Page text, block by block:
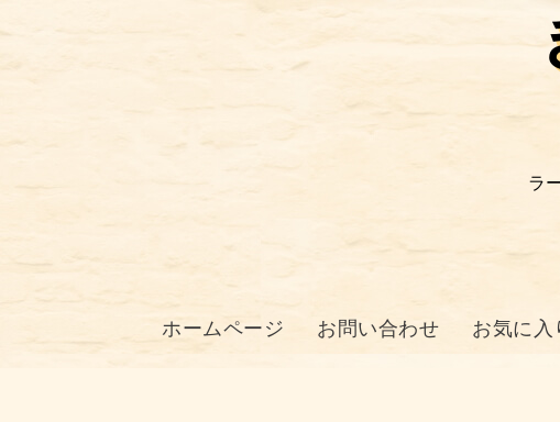
ラ
ホームページ お問い合わせ お気に入